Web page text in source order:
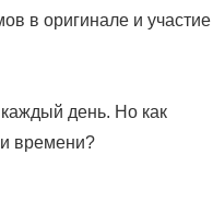
в оригинале и участие
день. Но как
времени?